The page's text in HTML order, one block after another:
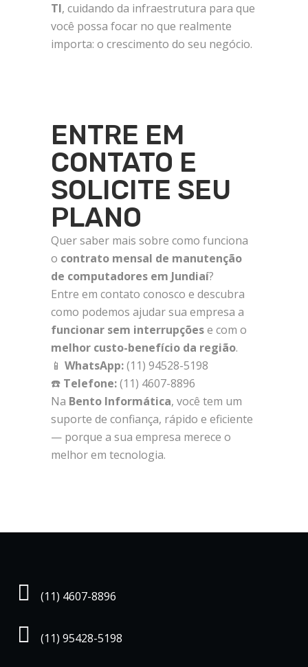
TI, cuidando da infraestrutura para que
você possa focar no que realmente
importa: o crescimento do seu negócio.
ENTRE EM
CONTATO E
SOLICITE SEU
PLANO
Quer saber mais sobre como funciona
o contrato mensal de manutenção
de computadores em Jundiaí?
Entre em contato conosco e descubra
como podemos ajudar sua empresa a
funcionar sem interrupçõese com o
melhor custo-benefício da região.
📱 WhatsApp:(11) 94528-5198
☎️ Telefone:(11) 4607-8896
Na Bento Informática, você tem um
suporte de confiança, rápido e eficiente
— porque a sua empresa merece o
melhor em tecnologia.
(11) 4607-8896
(11) 95428-5198